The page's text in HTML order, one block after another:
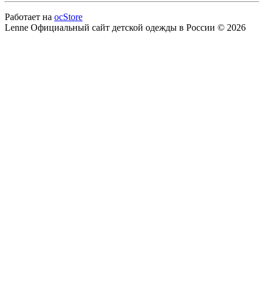
Работает на ocStore
Lenne Официальный сайт детской одежды в России © 2026